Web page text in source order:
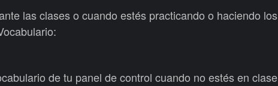
las clases o cuando estés practicando o haciendo los
de tu panel de control cuando no estés en clase